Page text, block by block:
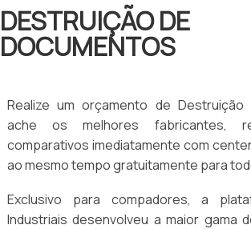
DESTRUIÇÃO DE
DOCUMENTOS
Realize um orçamento de Destruição
ache os melhores fabricantes,
comparativos imediatamente com
ao mesmo tempo gratuitamente para
Exclusivo para compadores, a
Industriais desenvolveu a maior gama